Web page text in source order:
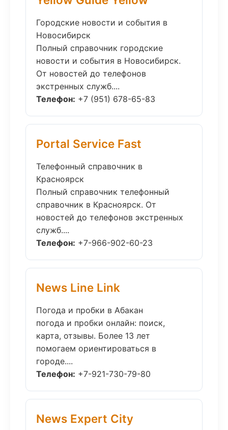
Городские новости и события в
Новосибирск
Полный справочник городские
новости и события в Новосибирск.
От новостей до телефонов
экстренных служб....
Телефон: +7 (951) 678-65-83
Portal Service Fast
Телефонный справочник в
Красноярск
Полный справочник телефонный
справочник в Красноярск. От
новостей до телефонов экстренных
служб....
Телефон: +7-966-902-60-23
News Line Link
Погода и пробки в Абакан
погода и пробки онлайн: поиск,
карта, отзывы. Более 13 лет
помогаем ориентироваться в
городе....
Телефон: +7-921-730-79-80
News Expert City